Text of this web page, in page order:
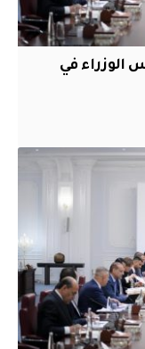
الوزراء في